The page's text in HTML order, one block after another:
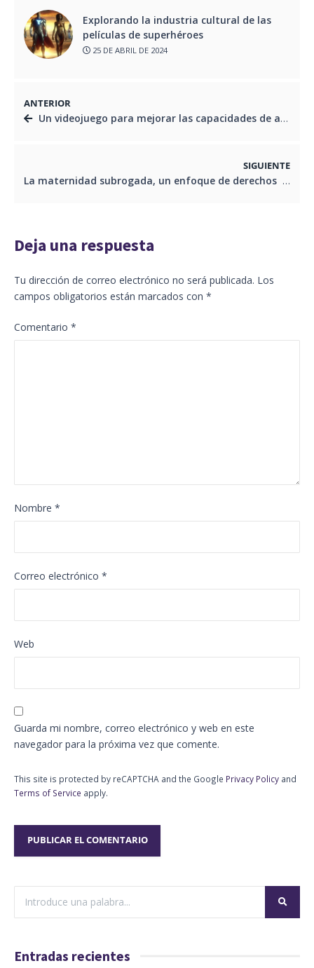
Explorando la industria cultural de las
películas de superhéroes
25 DE ABRIL DE 2024
ANTERIOR
Un videojuego para mejorar las capacidades de aprendizaje en niños con síndrome de Down
SIGUIENTE
La maternidad subrogada, un enfoque de derechos
Deja una respuesta
Tu dirección de correo electrónico no será publicada. Los
campos obligatorios están marcados con *
Comentario *
Nombre *
Correo electrónico *
Web
Guarda mi nombre, correo electrónico y web en este
navegador para la próxima vez que comente.
This site is protected by reCAPTCHA and the Google Privacy Policy and
Terms of Service apply.
Entradas recientes